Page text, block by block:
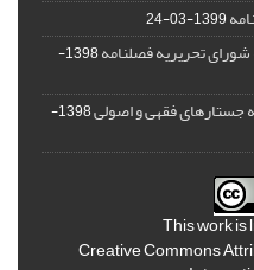
1399-03-24
تحریریه فصلنامه
1398-
جستارهای فقهی و اصولی
1398-
This work
Creative Commons